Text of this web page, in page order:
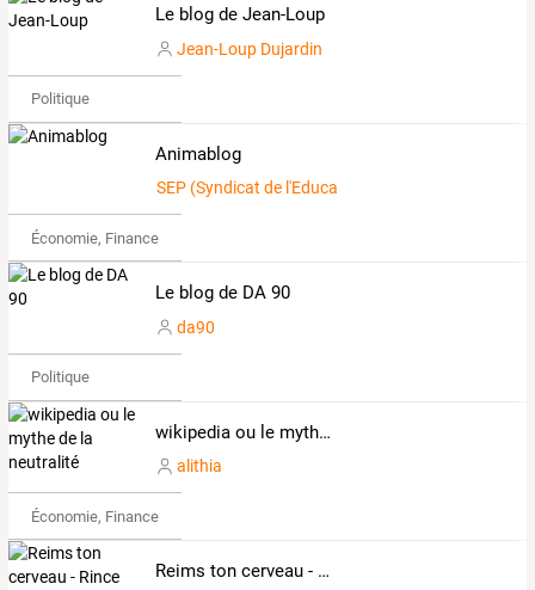
Le blog de Jean-Loup
Jean-Loup Dujardin
Politique
Animablog
SEP (Syndicat de l'Education Populaire)
Économie, Finance & Droit
Le blog de DA 90
da90
Politique
wikipedia ou le mythe de la neutralité
alithia
Économie, Finance & Droit
Reims ton cerveau - Rince ton cerveau